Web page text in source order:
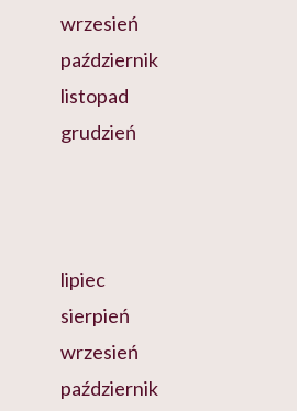
wrzesień
październik
listopad
grudzień
lipiec
sierpień
wrzesień
październik